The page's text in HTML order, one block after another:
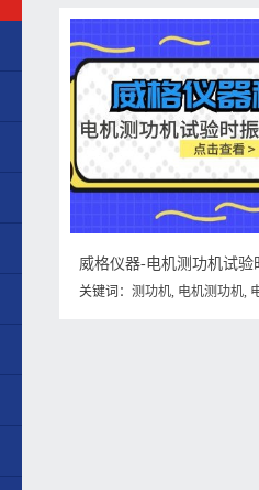
关键词：测功机, 电机测功机,